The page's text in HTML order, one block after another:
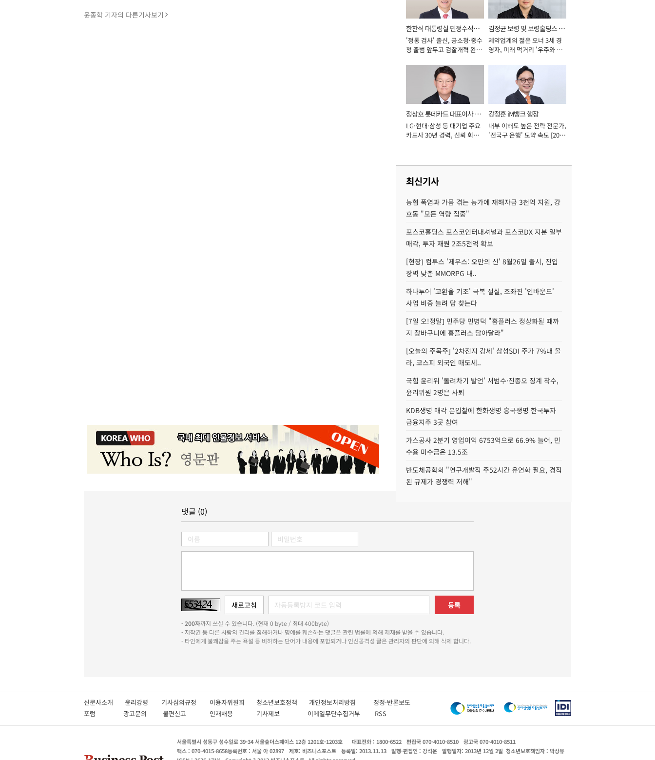
윤종학 기자의 다른기사보기
한찬식 대통령실 민정수석비
서관
'정통 검사' 출신, 공소청·중수
청 출범 앞두고 검찰개혁 완수
김정균 보령 및 보령홀딩스 대
표이사 사장
제약업계의 젊은 오너 3세 경
영자, 미래 먹거리 '우주와 헬
정상호 롯데카드 대표이사 사
장
LG·현대·삼성 등 대기업 주요
카드사 30년 경력, 신뢰 회복
강정훈 iM뱅크 행장
내부 이해도 높은 전략 전문가,
'전국구 은행' 도약 속도 [2026
최신기사
농협 폭염과 가뭄 겪는 농가에 재해자금 3천억 지원, 강
호동 "모든 역량 집중"
포스코홀딩스 포스코인터내셔널과 포스코DX 지분 일부
매각, 투자 재원 2조5천억 확보
[현장] 컴투스 '제우스: 오만의 신' 8월26일 출시, 진입
장벽 낮춘 MMORPG 내..
하나투어 '고환율 기조' 극복 절실, 조좌진 '인바운드'
사업 비중 늘려 답 찾는다
[7일 오!정말] 민주당 민병덕 "홈플러스 정상화될 때까
지 장바구니에 홈플러스 담아달라"
[오늘의 주목주] '2차전지 강세' 삼성SDI 주가 7%대 올
라, 코스피 외국인 매도세..
국힘 윤리위 '돌려차기 발언' 서범수·진종오 징계 착수,
윤리위원 2명은 사퇴
KDB생명 매각 본입찰에 한화생명 흥국생명 한국투자
금융지주 3곳 참여
가스공사 2분기 영업이익 6753억으로 66.9% 늘어, 민
수용 미수금은 13.5조
반도체공학회 "연구개발직 주52시간 유연화 필요, 경직
된 규제가 경쟁력 저해"
댓글 (0)
등록
-200자까지 쓰실 수 있습니다. (현재 0 byte / 최대 400byte)
- 저작권 등 다른 사람의 권리를 침해하거나 명예를 훼손하는 댓글은 관련 법률에 의해 제재를 받을 수 있습니다.
- 타인에게 불쾌감을 주는 욕설 등 비하하는 단어가 내용에 포함되거나 인신공격성 글은 관리자의 판단에 의해 삭제 합니다.
신문사소개 윤리강령 기사심의규정 이용자위원회 청소년보호정책 개인정보처리방침 정정·반론보도
포럼
광고문의 불편신고 인재채용 기사제보 이메일무단수집거부 RSS
서울특별시 성동구 성수일로 39-34 서울숲더스페이스 12층 1201호-1203호 대표전화 : 1800-6522 편집국 070-4010-8510
광고국 070-4010-8511
팩스 : 070-4015-8658등록번호 : 서울 아 02897 제호: 비즈니스포스트 등록일: 2013.11.13 발행·편집인 : 강석운 발행일자: 2013년 12월 2일 청소년보호책임자 : 박상유